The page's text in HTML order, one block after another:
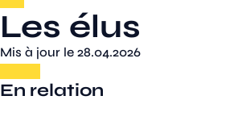
Les élus
Mis à jour le 28.04.2026
En relation